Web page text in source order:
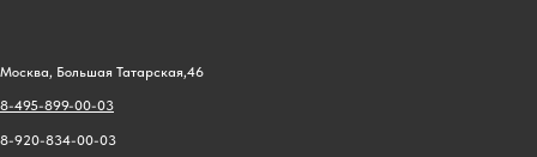
Москва, Большая Татарская,46
8-495-899-00-03
8-920-834-00-03